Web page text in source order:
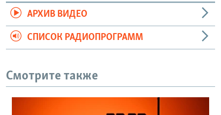
АРХИВ ВИДЕО
СПИСОК РАДИОПРОГРАММ
Смотрите также